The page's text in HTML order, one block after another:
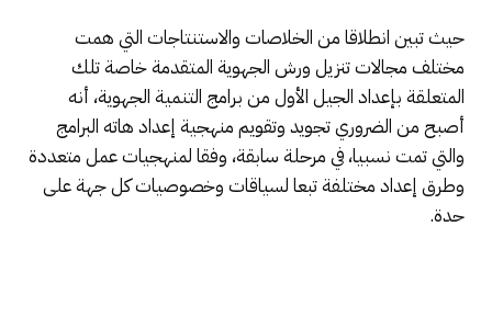
حيث تبين انطلاقا من الخلاصات والاستنتاجات التي همت
مختلف مجالات تنزيل ورش الجهوية المتقدمة خاصة تلك
المتعلقة بإعداد الجيل الأول من برامج التنمية الجهوية، أنه
أصبح من الضروري تجويد وتقويم منهجية إعداد هاته البرامج
والتي تمت نسبيا، في مرحلة سابقة، وفقا لمنهجيات عمل متعددة
وطرق إعداد مختلفة تبعا لسياقات وخصوصيات كل جهة على
حدة.